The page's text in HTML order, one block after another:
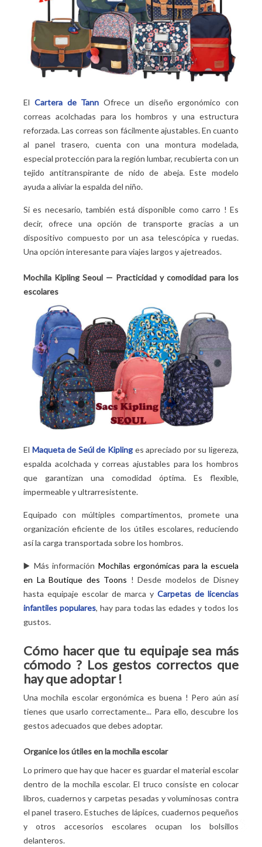
El Cartera de Tann Ofrece un diseño ergonómico con
correas acolchadas para los hombros y una estructura
reforzada. Las correas son fácilmente ajustables. En cuanto
al panel trasero, cuenta con una montura modelada,
especial protección para la región lumbar, recubierta con un
tejido antitranspirante de nido de abeja. Este modelo
ayuda a aliviar la espalda del niño.
Si es necesario, también está disponible como carro ! Es
decir, ofrece una opción de transporte gracias a un
dispositivo compuesto por un asa telescópica y ruedas.
Una opción interesante para viajes largos y ajetreados.
Mochila Kipling Seoul — Practicidad y comodidad para los
escolares
El Maqueta de Seúl de Kipling es apreciado por su ligereza,
espalda acolchada y correas ajustables para los hombros
que garantizan una comodidad óptima. Es flexible,
impermeable y ultrarresistente.
Equipado con múltiples compartimentos, promete una
organización eficiente de los útiles escolares, reduciendo
así la carga transportada sobre los hombros.
▶️Más información Mochilas ergonómicas para la escuela
en La Boutique des Toons ! Desde modelos de Disney
hasta equipaje escolar de marca y Carpetas de licencias
infantiles populares, hay para todas las edades y todos los
gustos.
Cómo hacer que tu equipaje sea más
cómodo ? Los gestos correctos que
hay que adoptar !
Una mochila escolar ergonómica es buena ! Pero aún así
tienes que usarlo correctamente... Para ello, descubre los
gestos adecuados que debes adoptar.
Organice los útiles en la mochila escolar
Lo primero que hay que hacer es guardar el material escolar
dentro de la mochila escolar. El truco consiste en colocar
libros, cuadernos y carpetas pesadas y voluminosas contra
el panel trasero. Estuches de lápices, cuadernos pequeños
y otros accesorios escolares ocupan los bolsillos
delanteros.